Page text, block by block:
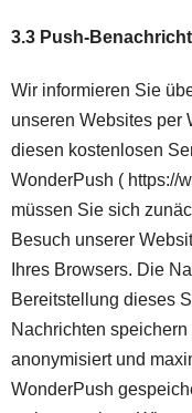
3.3 Push-
Wir informieren Sie
unseren Websites per
diesen kostenlosen
WonderPush ( https://
müssen Sie sich
Besuch unserer
Ihres Browsers. Die
Bereitstellung dieses
Nachrichten
anonymisiert und
WonderPush